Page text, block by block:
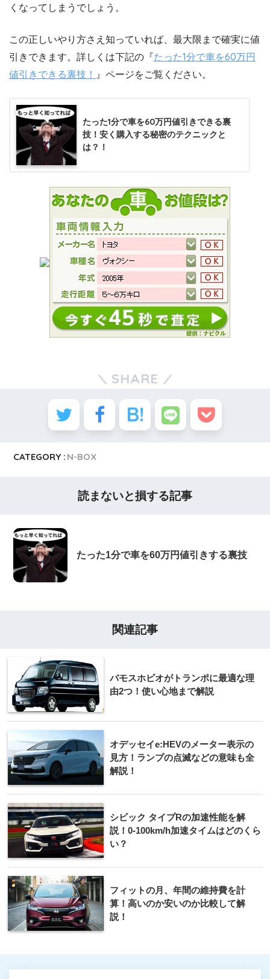
くなってしまうでしょう。
この正しいやり方さえ知っていれば、最大限まで確実に値
引きできます。詳しくは下記の『たった1分で車を60万円
値引きできる裏技！ 』ページをご覧ください。
たった1分で車を60万円値引きできる裏
技！安く購入する秘密のテクニックと
は？！
SHARE
CATEGORY : N-BOX
読まないと損する記事
たった1分で車を60万円値引きする裏技
関連記事
バモスホビオがトランポに最適な理
由2つ！使い心地まで解説
オデッセイe:HEVのメーター表示の
見方！ランプの点滅などの意味も全
解説！
シビック タイプRの加速性能を解
説！0-100km/h加速タイムはどのくら
い？
フィットの月、年間の維持費を計
算！高いのか安いのか比較して解
説！